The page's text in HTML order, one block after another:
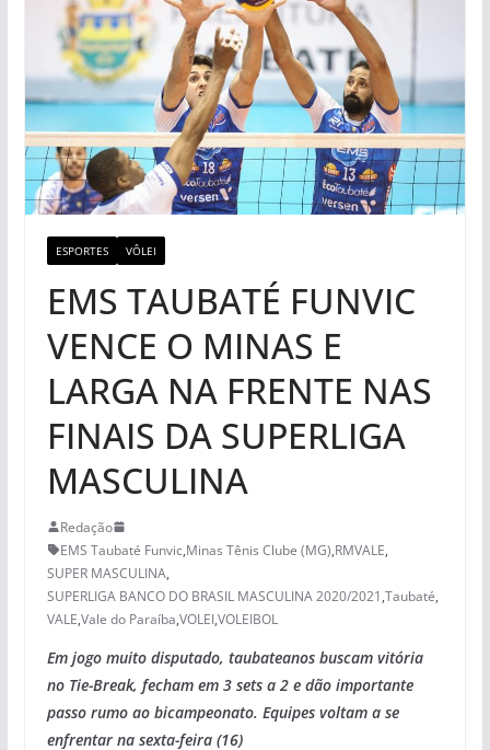
ESPORTES VÔLEI
EMS TAUBATÉ FUNVIC
VENCE O MINAS E
LARGA NA FRENTE NAS
FINAIS DA SUPERLIGA
MASCULINA
Redação
EMS Taubaté Funvic,Minas Tênis Clube (MG),RMVALE,
SUPER MASCULINA,
SUPERLIGA BANCO DO BRASIL MASCULINA 2020/2021,Taubaté,
VALE,Vale do Paraíba,VOLEI,VOLEIBOL
Em jogo muito disputado, taubateanos buscam vitória
no Tie-Break, fecham em 3 sets a 2 e dão importante
passo rumo ao bicampeonato. Equipes voltam a se
enfrentar na sexta-feira (16)